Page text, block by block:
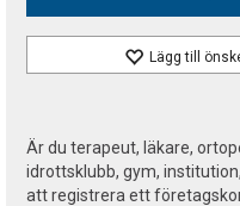
Lägg till
Är du terapeut, läkare,
idrottsklubb, gym,
att registrera ett